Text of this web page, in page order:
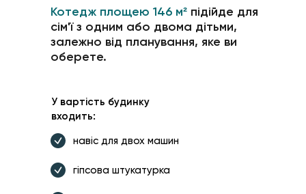
Котедж площею 146 м² підійде для
сім'ї з одним або двома дітьми,
залежно від планування, яке ви
оберете.
У вартість будинку
входить:
навіс для двох машин
гіпсова штукатурка